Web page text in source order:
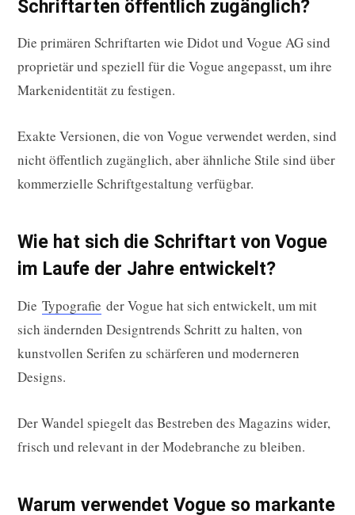
Schriftarten öffentlich zugänglich?
Die primären Schriftarten wie Didot und Vogue AG sind
proprietär und speziell für die Vogue angepasst, um ihre
Markenidentität zu festigen.
Exakte Versionen, die von Vogue verwendet werden, sind
nicht öffentlich zugänglich, aber ähnliche Stile sind über
kommerzielle Schriftgestaltung verfügbar.
Wie hat sich die Schriftart von Vogue
im Laufe der Jahre entwickelt?
Die Typografie der Vogue hat sich entwickelt, um mit
sich ändernden Designtrends Schritt zu halten, von
kunstvollen Serifen zu schärferen und moderneren
Designs.
Der Wandel spiegelt das Bestreben des Magazins wider,
frisch und relevant in der Modebranche zu bleiben.
Warum verwendet Vogue so markante